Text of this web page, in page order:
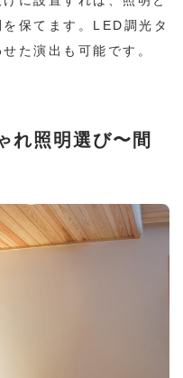
保てます。LED調光タ
た演出も可能です。
れ照明選び〜間